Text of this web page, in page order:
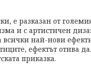
е разказан от
и с артистичен
всички най-нови
ефектът отива
приказка.